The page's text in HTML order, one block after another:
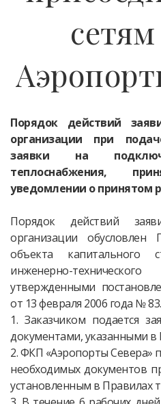
Порядок действий
организации при
заявки на
теплоснабжения,
уведомлении о принятом
Порядок действий
организации обусловлен
объекта капитального
инженерно-
утвержденными
от 13 февраля 2006 года № 83.
1. Заказчиком подается
документами, указанными в
2. ФКП «Аэропорты Севера»
необходимых документов
установленным в Правилах